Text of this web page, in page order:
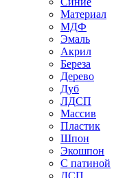
Материал
МДФ
Эмаль
Акрил
Береза
Дерево
Дуб
ЛДСП
Массив
Пластик
Шпон
Экошпон
С патиной
ДСП